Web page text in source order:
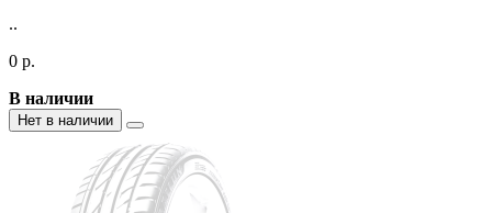
..
0 р.
В наличии
Нет в наличии